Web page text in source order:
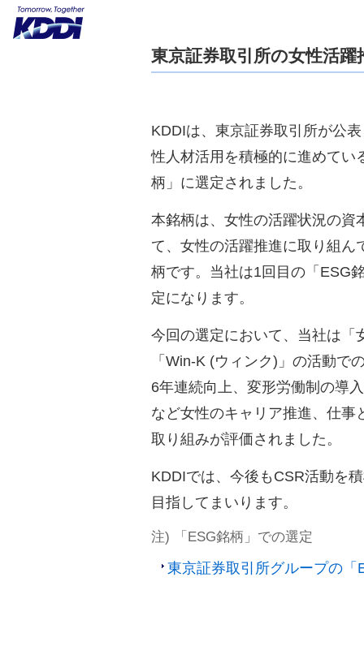
東京証券取引所の女性活
KDDIは、東京証券取引所が公
性人材活用を積極的に進めてい
柄」に選定されました。
本銘柄は、女性の活躍状況の資
て、女性の活躍推進に取り組ん
柄です。当社は1回目の「ESG
定になります。
今回の選定において、当社は「
「Win-K (ウィンク)」の活動で
6年連続向上、変形労働制の導
など女性のキャリア推進、仕事
取り組みが評価されました。
KDDIでは、今後もCSR活動を
目指してまいります。
注) 「ESG銘柄」での選定
東京証券取引所グループの「